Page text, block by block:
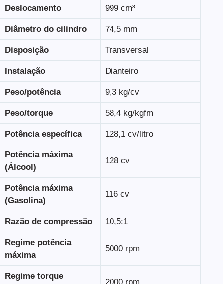
Deslocamento 999 cm³
Diâmetro do cilindro 74,5 mm
Disposição Transversal
Instalação Dianteiro
Peso/potência 9,3 kg/cv
Peso/torque 58,4 kg/kgfm
Potência específica 128,1 cv/litro
Potência máxima
(Álcool)
128 cv
Potência máxima
(Gasolina)
116 cv
Razão de compressão 10,5:1
Regime potência
máxima
5000 rpm
Regime torque
2000 rpm